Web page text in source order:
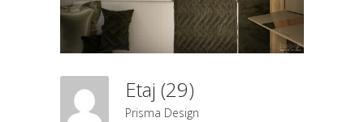
Etaj (29)
Prisma Design